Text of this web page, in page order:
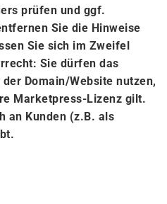
prüfen und ggf.
Sie die Hinweise
Sie sich im Zweifel
Sie dürfen das
Domain/Website nutzen,
Marketpress-Lizenz gilt.
an Kunden (z.B. als